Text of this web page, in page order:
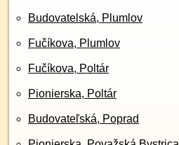
Budovatelská, Plumlov
Fučíkova, Plumlov
Fučíkova, Poltár
Pionierska, Poltár
Budovateľská, Poprad